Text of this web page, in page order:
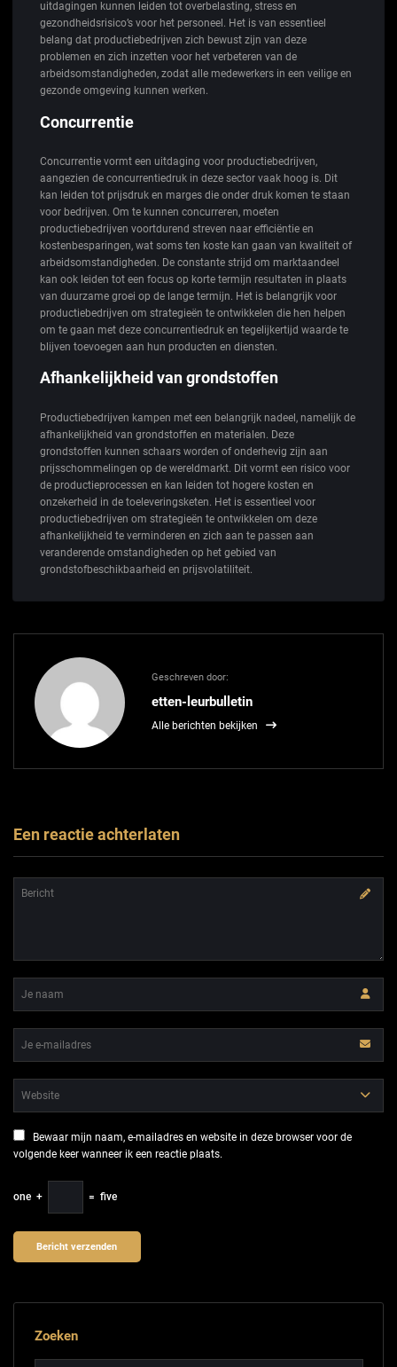
uitdagingen kunnen leiden tot overbelasting, stress en
gezondheidsrisico’s voor het personeel. Het is van essentieel
belang dat productiebedrijven zich bewust zijn van deze
problemen en zich inzetten voor het verbeteren van de
arbeidsomstandigheden, zodat alle medewerkers in een veilige en
gezonde omgeving kunnen werken.
Concurrentie
Concurrentie vormt een uitdaging voor productiebedrijven,
aangezien de concurrentiedruk in deze sector vaak hoog is. Dit
kan leiden tot prijsdruk en marges die onder druk komen te staan
voor bedrijven. Om te kunnen concurreren, moeten
productiebedrijven voortdurend streven naar efficiëntie en
kostenbesparingen, wat soms ten koste kan gaan van kwaliteit of
arbeidsomstandigheden. De constante strijd om marktaandeel
kan ook leiden tot een focus op korte termijn resultaten in plaats
van duurzame groei op de lange termijn. Het is belangrijk voor
productiebedrijven om strategieën te ontwikkelen die hen helpen
om te gaan met deze concurrentiedruk en tegelijkertijd waarde te
blijven toevoegen aan hun producten en diensten.
Afhankelijkheid van grondstoffen
Productiebedrijven kampen met een belangrijk nadeel, namelijk de
afhankelijkheid van grondstoffen en materialen. Deze
grondstoffen kunnen schaars worden of onderhevig zijn aan
prijsschommelingen op de wereldmarkt. Dit vormt een risico voor
de productieprocessen en kan leiden tot hogere kosten en
onzekerheid in de toeleveringsketen. Het is essentieel voor
productiebedrijven om strategieën te ontwikkelen om deze
afhankelijkheid te verminderen en zich aan te passen aan
veranderende omstandigheden op het gebied van
grondstofbeschikbaarheid en prijsvolatiliteit.
Geschreven door:
etten-leurbulletin
Alle berichten bekijken
Een reactie achterlaten
Bewaar mijn naam, e-mailadres en website in deze browser voor de
volgende keer wanneer ik een reactie plaats.
one + = five
Zoeken